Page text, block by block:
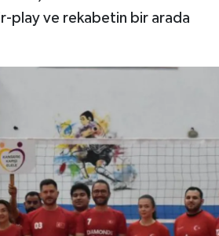
play ve rekabetin bir arada